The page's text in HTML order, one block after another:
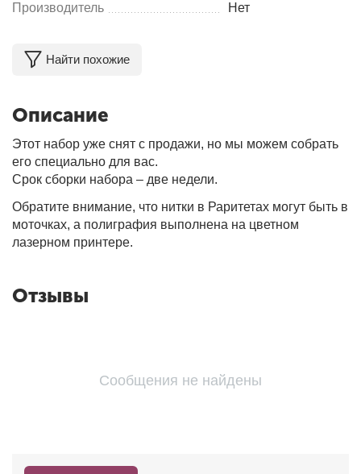
Производитель Нет
Найти похожие
Описание
Этот набор уже снят с продажи, но мы можем собрать
его специально для вас.
Срок сборки набора – две недели.
Обратите внимание, что нитки в Раритетах могут быть в
моточках, а полиграфия выполнена на цветном
лазерном принтере.
Отзывы
Сообщения не найдены